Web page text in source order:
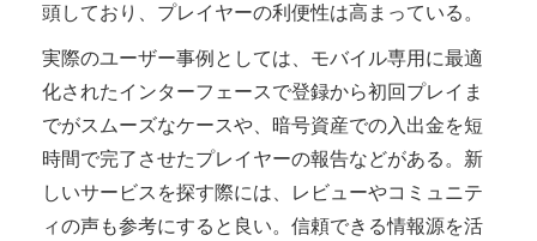
頭しており、プレイヤーの利便性は高まっている。
実際のユーザー事例としては、モバイル専用に最適
化されたインターフェースで登録から初回プレイま
でがスムーズなケースや、暗号資産での入出金を短
時間で完了させたプレイヤーの報告などがある。新
しいサービスを探す際には、レビューやコミュニテ
ィの声も参考にすると良い。信頼できる情報源を活